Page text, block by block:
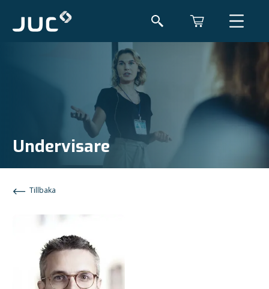
Undervisare
Tillbaka